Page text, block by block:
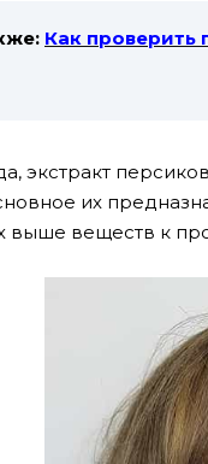
Как проверить
экстракт
их
выше веществ к